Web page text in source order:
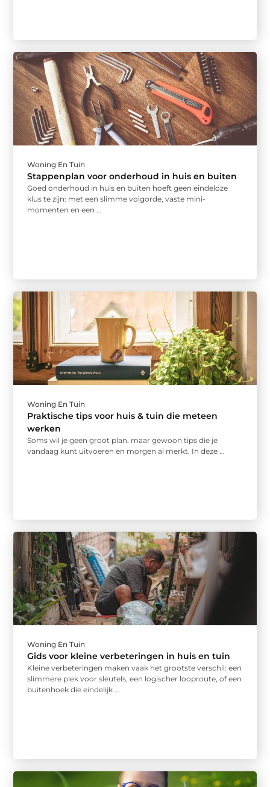
Woning En Tuin
Stappenplan voor onderhoud in huis en buiten
Goed onderhoud in huis en buiten hoeft geen eindeloze
klus te zijn: met een slimme volgorde, vaste mini-
momenten en een ...
Woning En Tuin
Praktische tips voor huis & tuin die meteen
werken
Soms wil je geen groot plan, maar gewoon tips die je
vandaag kunt uitvoeren en morgen al merkt. In deze ...
Woning En Tuin
Gids voor kleine verbeteringen in huis en tuin
Kleine verbeteringen maken vaak het grootste verschil: een
slimmere plek voor sleutels, een logischer looproute, of een
buitenhoek die eindelijk ...